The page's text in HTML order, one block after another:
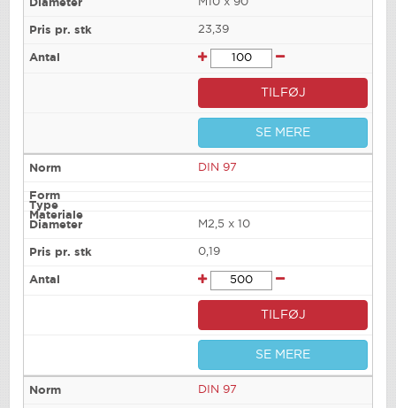
23,39
TILFØJ
SE MERE
DIN 97
M2,5 x 10
0,19
TILFØJ
SE MERE
DIN 97